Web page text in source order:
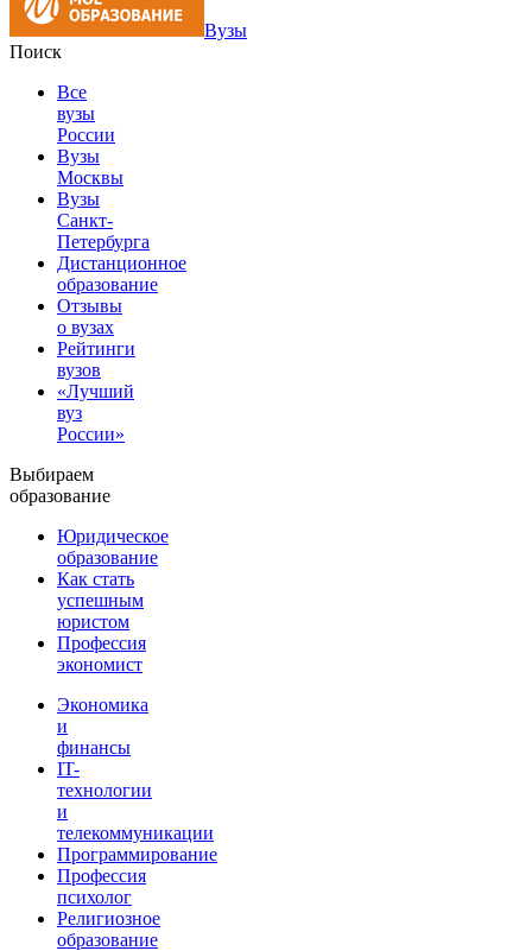
Вузы
Поиск
Все
вузы
России
Вузы
Москвы
Вузы
Санкт-
Петербурга
Дистанционное
образование
Отзывы
о вузах
Рейтинги
вузов
«Лучший
вуз
России»
Выбираем
образование
Юридическое
образование
Как стать
успешным
юристом
Профессия
экономист
Экономика
и
финансы
IT-
технологии
и
телекоммуникации
Программирование
Профессия
психолог
Религиозное
образование